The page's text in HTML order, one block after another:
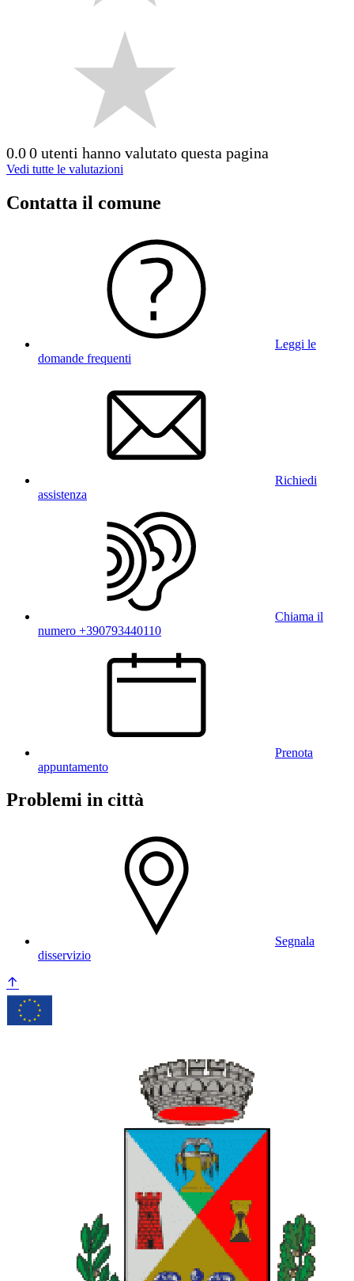
0.00 utenti hanno valutato questa pagina
Vedi tutte le valutazioni
Contatta il comune
Leggi le
domande frequenti
Richiedi
assistenza
Chiama il
numero +390793440110
Prenota
appuntamento
Problemi in città
Segnala
disservizio